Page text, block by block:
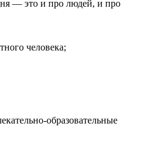
— это и про людей, и про
человека;
образовательные